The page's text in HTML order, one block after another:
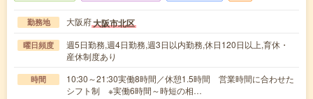
勤務地 大阪府大阪市北区
曜日頻度
週5日勤務,週4日勤務,週3日以内勤務,休日120日以上,育休・
産休制度あり
時間
10:30～21:30実働8時間／休憩1.5時間 営業時間に合わせた
シフト制 ※実働6時間～時短の相…